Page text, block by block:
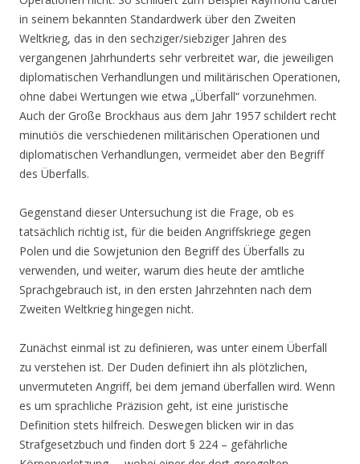
in seinem bekannten Standardwerk über den Zweiten
Weltkrieg, das in den sechziger/siebziger Jahren des
vergangenen Jahrhunderts sehr verbreitet war, die jeweiligen
diplomatischen Verhandlungen und militärischen Operationen,
ohne dabei Wertungen wie etwa „Überfall“ vorzunehmen.
Auch der Große Brockhaus aus dem Jahr 1957 schildert recht
minutiös die verschiedenen militärischen Operationen und
diplomatischen Verhandlungen, vermeidet aber den Begriff
des Überfalls.
Gegenstand dieser Untersuchung ist die Frage, ob es
tatsächlich richtig ist, für die beiden Angriffskriege gegen
Polen und die Sowjetunion den Begriff des Überfalls zu
verwenden, und weiter, warum dies heute der amtliche
Sprachgebrauch ist, in den ersten Jahrzehnten nach dem
Zweiten Weltkrieg hingegen nicht.
Zunächst einmal ist zu definieren, was unter einem Überfall
zu verstehen ist. Der Duden definiert ihn als plötzlichen,
unvermuteten Angriff, bei dem jemand überfallen wird. Wenn
es um sprachliche Präzision geht, ist eine juristische
Definition stets hilfreich. Deswegen blicken wir in das
Strafgesetzbuch und finden dort § 224 – gefährliche